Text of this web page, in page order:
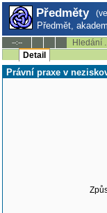
Předměty
Předmět,
--:-- Hledání
Detail
Právní praxe v